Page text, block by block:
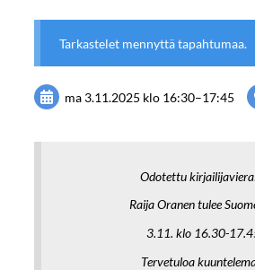
Tarkastelet mennyttä tapahtumaa.
ma 3.11.2025 klo 16:30–17:45
Odotettu
Raija Oranen tulee
3.11. klo 16.30-
Tervetuloa